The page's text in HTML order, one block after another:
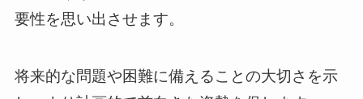
要性を思い出させます。
将来的な問題や困難に備えることの大切さを示